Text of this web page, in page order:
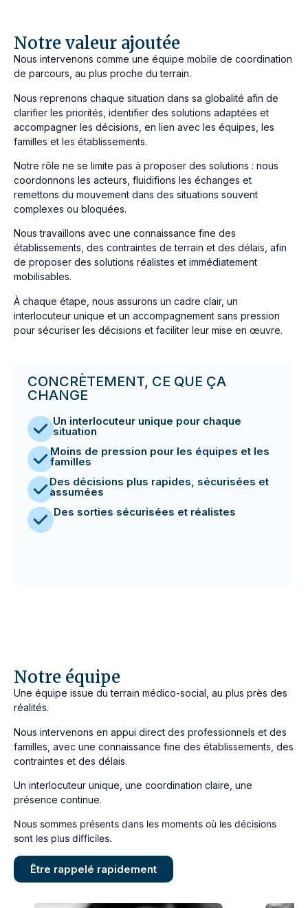
Notre valeur ajoutée
Nous intervenons comme une équipe mobile de coordination
de parcours, au plus proche du terrain.
Nous reprenons chaque situation dans sa globalité afin de
clarifier les priorités, identifier des solutions adaptées et
accompagner les décisions, en lien avec les équipes, les
familles et les établissements.
Notre rôle ne se limite pas à proposer des solutions : nous
coordonnons les acteurs, fluidifions les échanges et
remettons du mouvement dans des situations souvent
complexes ou bloquées.
Nous travaillons avec une connaissance fine des
établissements, des contraintes de terrain et des délais, afin
de proposer des solutions réalistes et immédiatement
mobilisables.
À chaque étape, nous assurons un cadre clair, un
interlocuteur unique et un accompagnement sans pression
pour sécuriser les décisions et faciliter leur mise en œuvre.
CONCRÈTEMENT, CE QUE ÇA
CHANGE
Un interlocuteur unique pour chaque
situation
Moins de pression pour les équipes et les
familles
Des décisions plus rapides, sécurisées et
assumées
Des sorties sécurisées et réalistes
Notre équipe
Une équipe issue du terrain médico-social, au plus près des
réalités.
Nous intervenons en appui direct des professionnels et des
familles, avec une connaissance fine des établissements, des
contraintes et des délais.
Un interlocuteur unique, une coordination claire, une
présence continue.
Nous sommes présents dans les moments où les décisions
sont les plus difficiles.
Être rappelé rapidement